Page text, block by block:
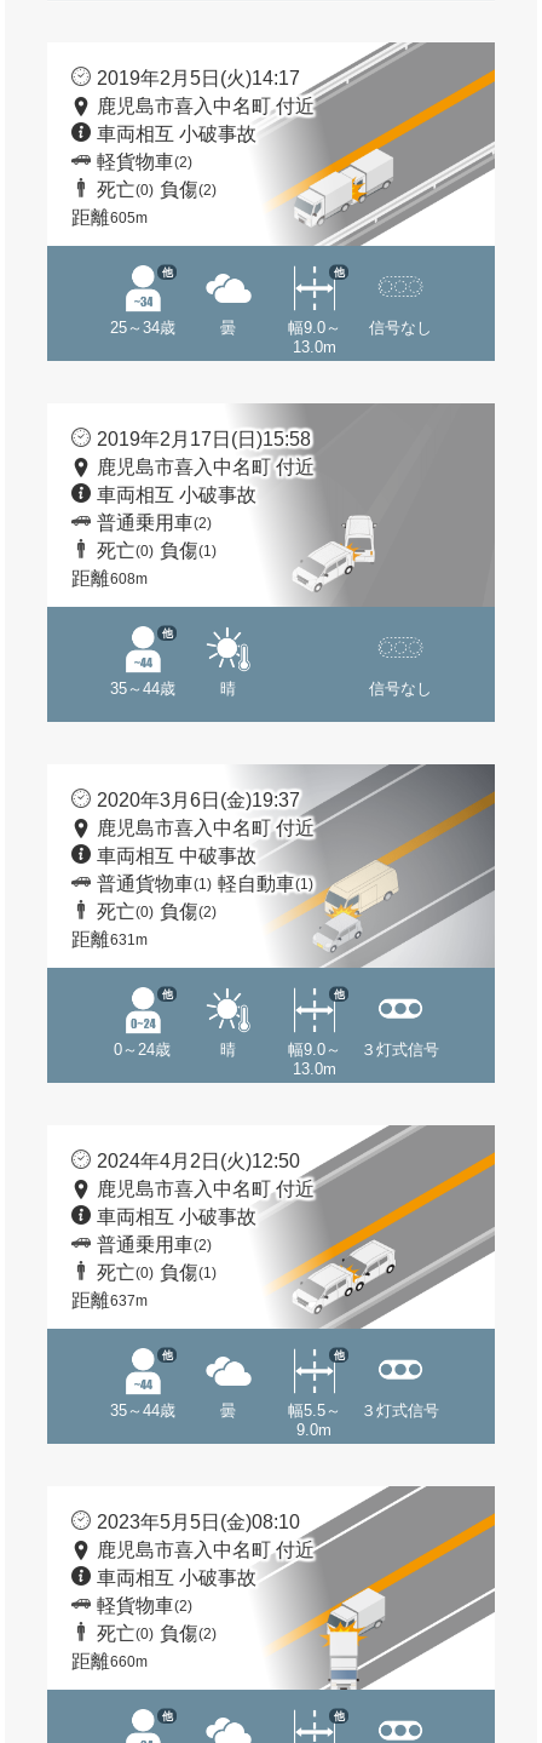
2019年2月5日(火)14:17
鹿児島市喜入中名町 付近
車両相互 小破事故
軽貨物車(2)
死亡(0) 負傷(2)
距離605m
25～34歳
他
曇
幅9.0～
13.0m
他
信号なし
2019年2月17日(日)15:58
鹿児島市喜入中名町 付近
車両相互 小破事故
普通乗用車(2)
死亡(0) 負傷(1)
距離608m
35～44歳
他
晴 信号なし
2020年3月6日(金)19:37
鹿児島市喜入中名町 付近
車両相互 中破事故
普通貨物車(1) 軽自動車(1)
死亡(0) 負傷(2)
距離631m
0～24歳
他
晴
幅9.0～
13.0m
他
３灯式信号
2024年4月2日(火)12:50
鹿児島市喜入中名町 付近
車両相互 小破事故
普通乗用車(2)
死亡(0) 負傷(1)
距離637m
35～44歳
他
曇
幅5.5～
9.0m
他
３灯式信号
2023年5月5日(金)08:10
鹿児島市喜入中名町 付近
車両相互 小破事故
軽貨物車(2)
死亡(0) 負傷(2)
距離660m
他 他